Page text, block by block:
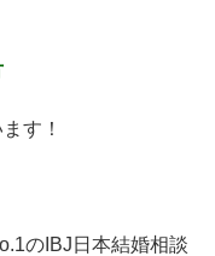
す！
のIBJ日本結婚相談